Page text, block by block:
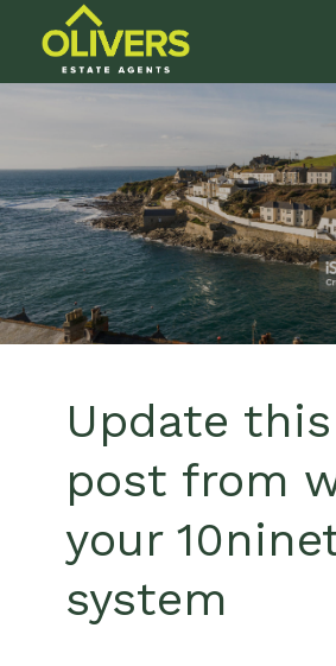
CLOSE
SALES
REGISTER
CONTACT
Update
post from
your
system